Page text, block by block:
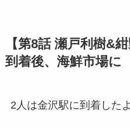
【第8話 瀬戸利樹&
到着後、海鮮市場に
2人は金沢駅に到着した